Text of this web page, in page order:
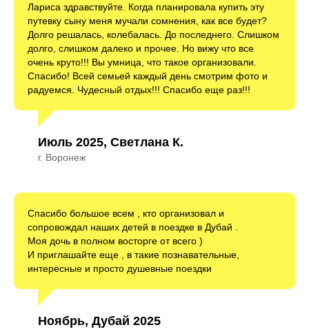
Лариса здравствуйте. Когда планировала купить эту
путевку сыну меня мучали сомнения, как все будет?
Долго решалась, колебалась. До последнего. Слишком
долго, слишком далеко и прочее. Но вижу что все
очень круто!!! Вы умница, что такое организовали.
Спасибо! Всей семьей каждый день смотрим фото и
радуемся. Чудесный отдых!!! Спасибо еще раз!!!
Июль 2025, Светлана К.
г. Воронеж
Спасибо большое всем , кто организовал и
сопровождал наших детей в поездке в Дубай .
Моя дочь в полном восторге от всего )
И приглашайте еще , в такие познавательные,
интересные и просто душевные поездки
Ноябрь, Дубай 2025